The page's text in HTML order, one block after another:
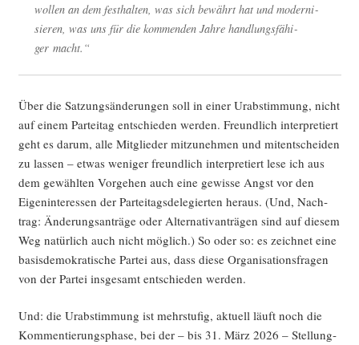
wol­len an dem fest­hal­ten, was sich bewährt hat und moder­ni­
sie­ren, was uns für die kom­men­den Jah­re hand­lungs­fä­hi­
ger macht.“
Über die Sat­zungs­än­de­run­gen soll in einer Urab­stim­mung, nicht
auf einem Par­tei­tag ent­schie­den wer­den. Freund­lich inter­pre­tiert
geht es dar­um, alle Mit­glie­der mit­zu­neh­men und mit­ent­schei­den
zu las­sen – etwas weni­ger freund­lich inter­pre­tiert lese ich aus
dem gewähl­ten Vor­ge­hen auch eine gewis­se Angst vor den
Eigen­in­ter­es­sen der Par­tei­tags­de­le­gier­ten her­aus. (Und, Nach­
trag: Ände­rungs­an­trä­ge oder Alter­na­tiv­an­trä­gen sind auf die­sem
Weg natür­lich auch nicht mög­lich.) So oder so: es zeich­net eine
basis­de­mo­kra­ti­sche Par­tei aus, dass die­se Orga­ni­sa­ti­ons­fra­gen
von der Par­tei ins­ge­samt ent­schie­den werden.
Und: die Urab­stim­mung ist mehr­stu­fig, aktu­ell läuft noch die
Kom­men­tie­rungs­pha­se, bei der – bis 31. März 2026 – Stel­lung­